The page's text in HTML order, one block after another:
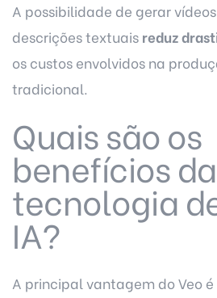
A possibilidade de gerar
descrições textuais reduz
os custos envolvidos na
tradicional.
Quais são os
benefícios da
tecnologia
IA?
A principal vantagem do Veo